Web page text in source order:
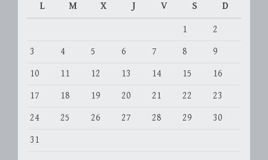
L
M X J V S D
1
2
3
4 5 6 7 8
9
10
11 12 13 14 15
16
17
18 19 20 21 22
23
24
25 26 27 28 29
30
31